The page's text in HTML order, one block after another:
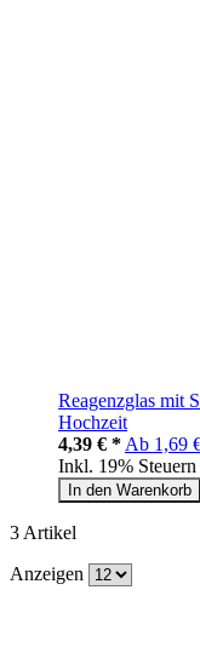
Reagenzglas mit
Hochzeit
4,39 € * Ab 1,69
Inkl. 19% Steuern
In den Warenkorb
3 Artikel
Anzeigen